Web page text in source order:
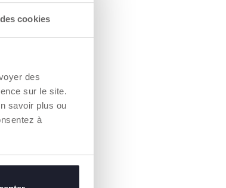
cookies
des
sur le site.
savoir plus ou
à
mois